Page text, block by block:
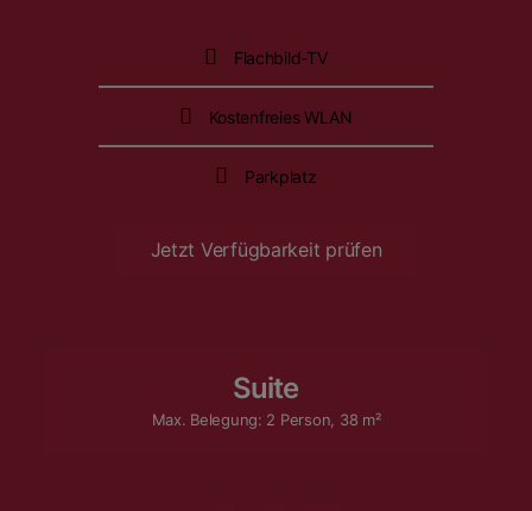
Flachbild-TV
Kostenfreies WLAN
Parkplatz
Jetzt Verfügbarkeit prüfen
Suite
Max. Belegung: 2 Person, 38 m²